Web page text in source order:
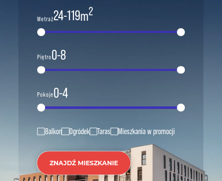
Metraż24-119m2
Piętro0-8
Pokoje0-4
Balkon Ogródek Taras Mieszkania w promocji
ZNAJDŹ MIESZKANIE